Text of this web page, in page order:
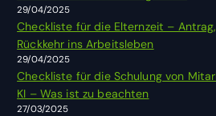
h
:
29/04/2025
Checkliste für die Elternzeit –
Rückkehr ins Arbeitsleben
29/04/2025
Checkliste für die Schulung von
KI – Was ist zu beachten
27/03/2025